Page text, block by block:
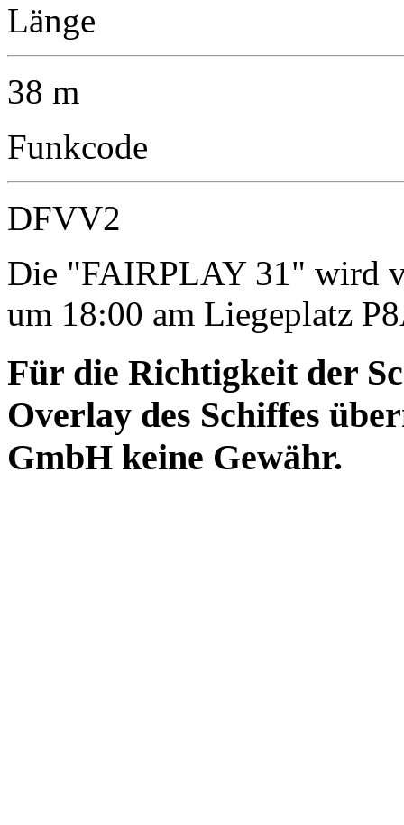
Länge
38 m
Funkcode
DFVV2
Die "FAIRPLAY 31" wird
um 18:00 am Liegeplatz
Für die Richtigkeit der
Overlay des Schiffes
GmbH keine Gewähr.